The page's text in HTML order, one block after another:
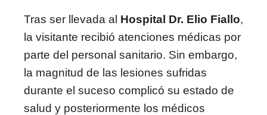
Tras ser llevada al Hospital Dr. Elio Fiallo,
la visitante recibió atenciones médicas por
parte del personal sanitario. Sin embargo,
la magnitud de las lesiones sufridas
durante el suceso complicó su estado de
salud y posteriormente los médicos